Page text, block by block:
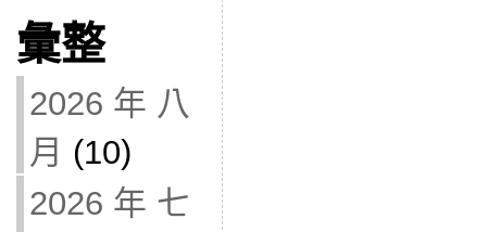
彙整
2026 年 八
月 (10)
2026 年 七